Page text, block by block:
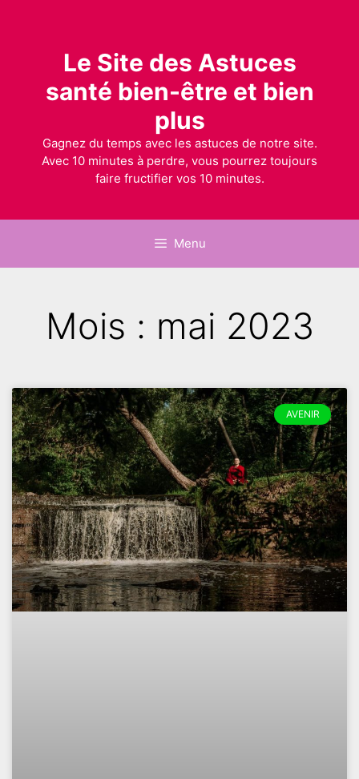
Le Site des Astuces
santé bien-être et bien
plus
Gagnez du temps avec les astuces de notre site.
Avec 10 minutes à perdre, vous pourrez toujours
faire fructifier vos 10 minutes.
Menu
Mois : mai 2023
AVENIR